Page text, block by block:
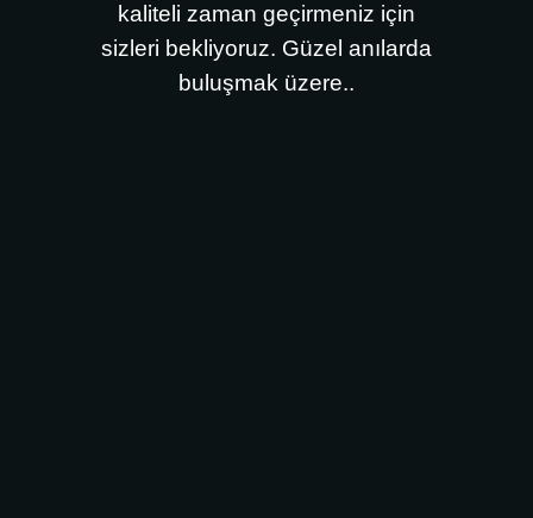
kaliteli zaman geçirmeniz için
sizleri bekliyoruz. Güzel anılarda
buluşmak üzere..